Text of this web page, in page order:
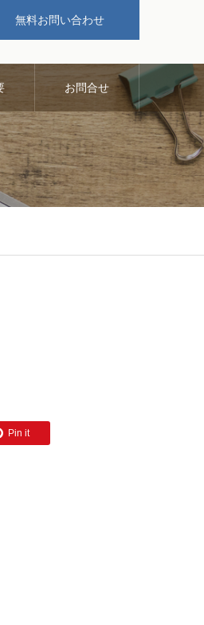
無料お問い合わせ
お問合せ
Pin it